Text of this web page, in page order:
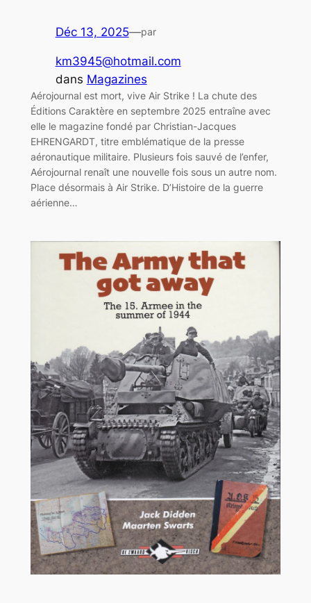
Déc 13, 2025—par
km3945@hotmail.com
dans Magazines
Aérojournal est mort, vive Air Strike ! La chute des
Éditions Caraktère en septembre 2025 entraîne avec
elle le magazine fondé par Christian-Jacques
EHRENGARDT, titre emblématique de la presse
aéronautique militaire. Plusieurs fois sauvé de l’enfer,
Aérojournal renaît une nouvelle fois sous un autre nom.
Place désormais à Air Strike. D’Histoire de la guerre
aérienne…